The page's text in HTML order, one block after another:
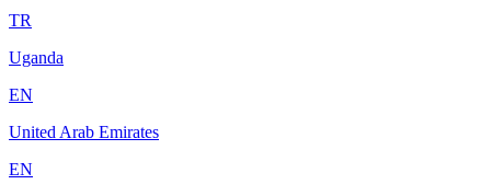
TR
Uganda
EN
United Arab Emirates
EN